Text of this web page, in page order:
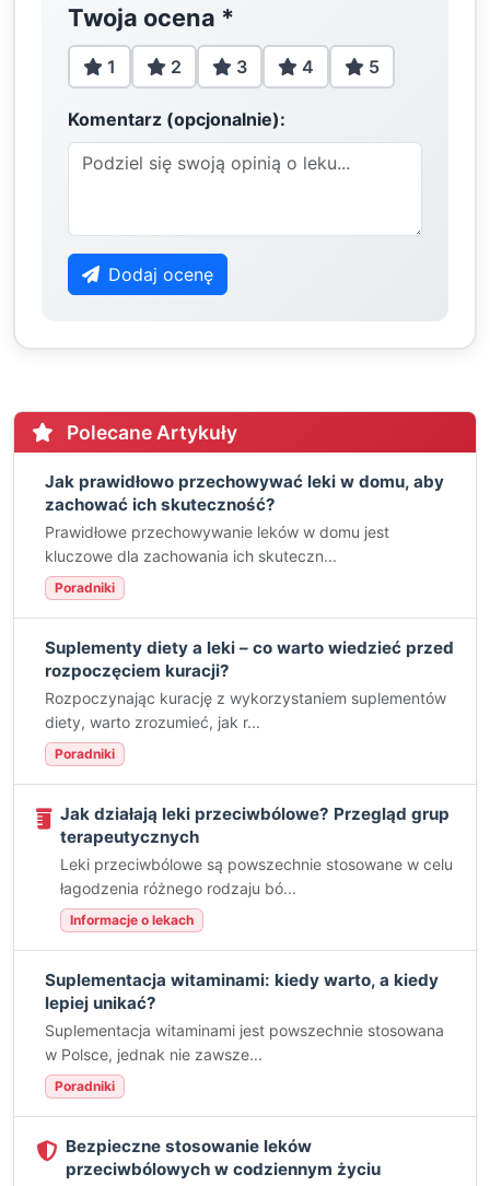
Twoja ocena *
1 2 3 4 5
Komentarz (opcjonalnie):
Dodaj ocenę
Polecane Artykuły
Jak prawidłowo przechowywać leki w domu, aby
zachować ich skuteczność?
Prawidłowe przechowywanie leków w domu jest
kluczowe dla zachowania ich skuteczn...
Poradniki
Suplementy diety a leki – co warto wiedzieć przed
rozpoczęciem kuracji?
Rozpoczynając kurację z wykorzystaniem suplementów
diety, warto zrozumieć, jak r...
Poradniki
Jak działają leki przeciwbólowe? Przegląd grup
terapeutycznych
Leki przeciwbólowe są powszechnie stosowane w celu
łagodzenia różnego rodzaju bó...
Informacje o lekach
Suplementacja witaminami: kiedy warto, a kiedy
lepiej unikać?
Suplementacja witaminami jest powszechnie stosowana
w Polsce, jednak nie zawsze...
Poradniki
Bezpieczne stosowanie leków
przeciwbólowych w codziennym życiu